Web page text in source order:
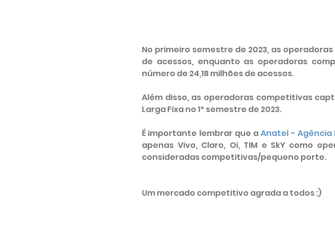
No primeiro semestre de 2023, as
de acessos, enquanto as operadoras
número de 24,18 milhões de acessos.
Além disso, as operadoras competitivas
Larga Fixa no 1º semestre de 2023.
É importante lembrar que a Anatel - Agência
apenas Vivo, Claro, Oi, TIM e SkY como
consideradas competitivas/pequeno porte.
Um mercado competitivo agrada a todos :)